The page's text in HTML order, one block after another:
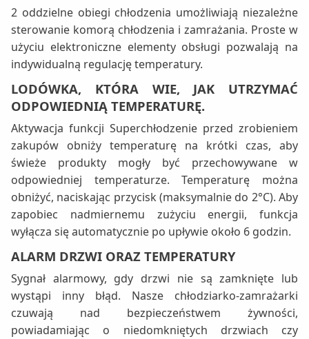
2 oddzielne obiegi chłodzenia umożliwiają niezależne
sterowanie komorą chłodzenia i zamrażania. Proste w
użyciu elektroniczne elementy obsługi pozwalają na
indywidualną regulację temperatury.
LODÓWKA, KTÓRA WIE, JAK UTRZYMAĆ
ODPOWIEDNIĄ TEMPERATURĘ.
Aktywacja funkcji Superchłodzenie przed zrobieniem
zakupów obniży temperaturę na krótki czas, aby
świeże produkty mogły być przechowywane w
odpowiedniej temperaturze. Temperaturę można
obniżyć, naciskając przycisk (maksymalnie do 2°C). Aby
zapobiec nadmiernemu zużyciu energii, funkcja
wyłącza się automatycznie po upływie około 6 godzin.
ALARM DRZWI ORAZ TEMPERATURY
Sygnał alarmowy, gdy drzwi nie są zamknięte lub
wystąpi inny błąd. Nasze chłodziarko-zamrażarki
czuwają nad bezpieczeństwem żywności,
powiadamiając o niedomkniętych drzwiach czy